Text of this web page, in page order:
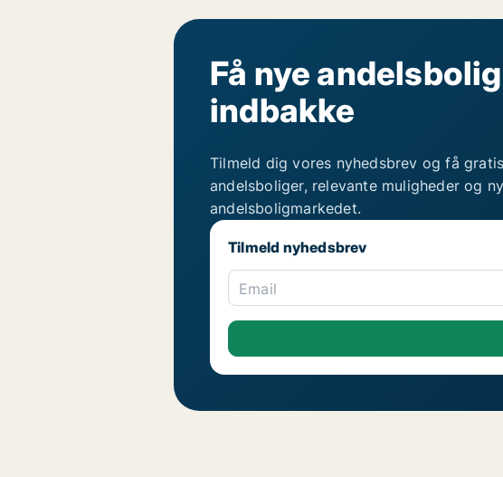
Få nye
indbakke
Tilmeld dig vores nyhedsbrev og få
andelsboliger, relevante muligheder og
andelsboligmarkedet.
Tilmeld nyhedsbrev
Email